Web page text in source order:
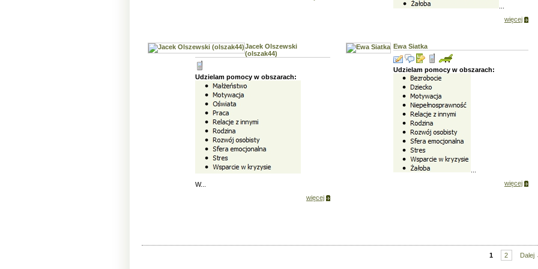
więcej
Jacek Olszewski
(olszak44)
Udzielam pomocy w obszarach:
W...
więcej
Ewa Siatka
Udzielam pomocy w obszarach:
więcej
1 2 Dalej